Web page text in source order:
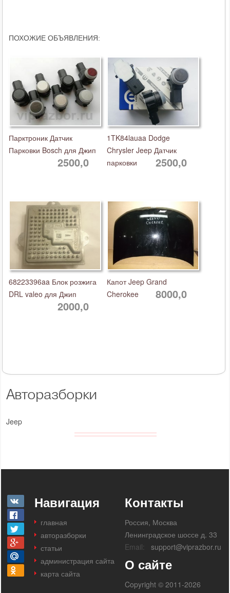
Авторазборки
Jeep
ПОХОЖИЕ ОБЪЯВЛЕНИЯ:
Парктроник Датчик
Парковки Bosch для Джип
2500,0
1TK84lauaa Dodge
Chrysler Jeep Датчик
парковки
2500,0
68223396aa Блок розжига
DRL valeo для Джип
2000,0
Капот Jeep Grand
Cherokee
8000,0
Навигация
главная
авторазборки
статьи
администрация сайта
карта сайта
Контакты
Россия, Москва
Ленинградское шоссе д. 33
Email:
support@viprazbor.ru
О сайте
Copyright © 2011-2026